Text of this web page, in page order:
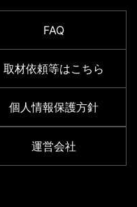
FAQ
取材依頼等はこちら
個人情報保護方針
運営会社